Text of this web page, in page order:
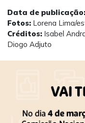
Data de publicação:
Fotos: Lorena Lima/
Créditos: Isabel
Diogo Adjuto